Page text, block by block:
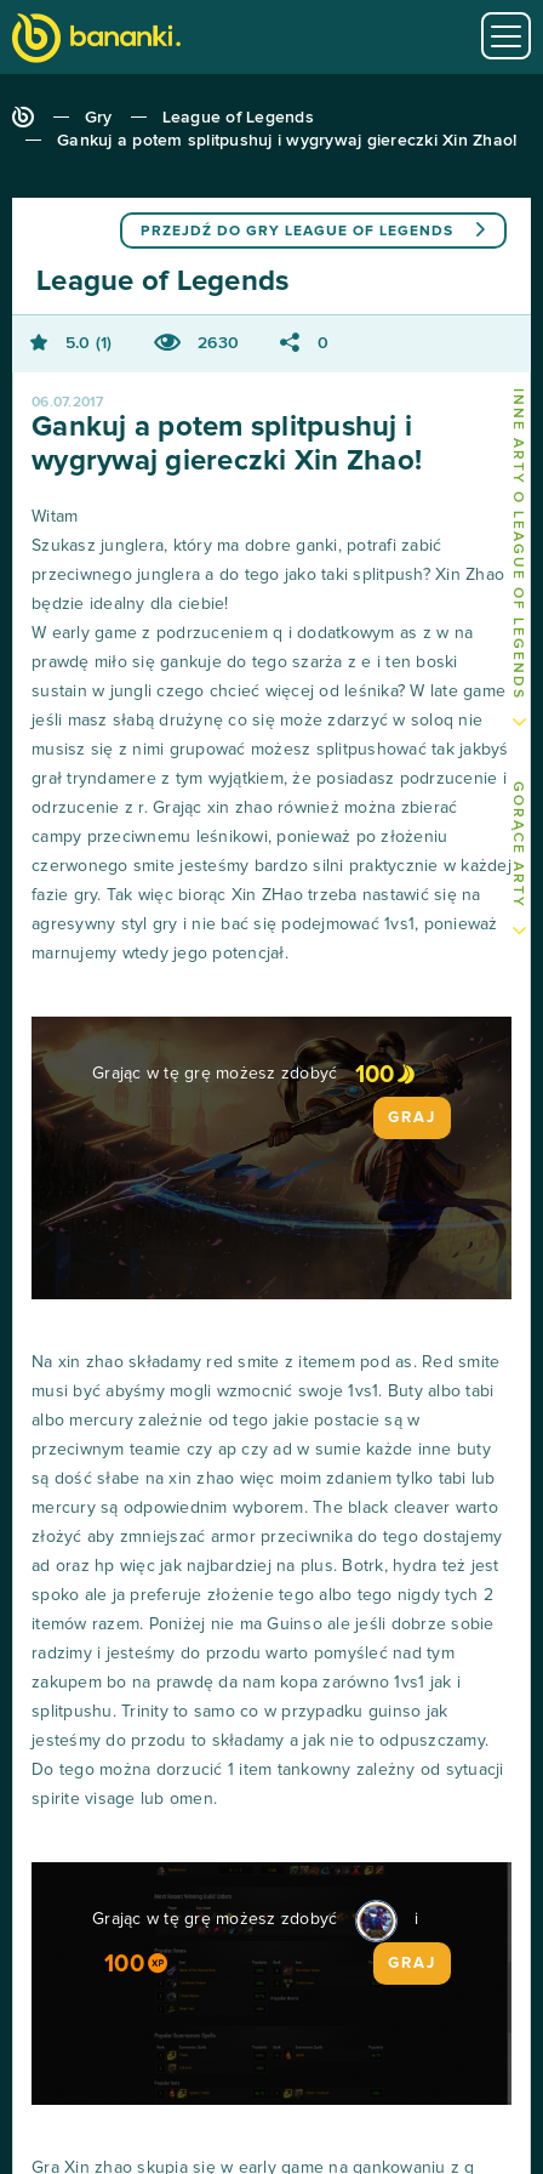
Gry
League of Legends
Gankuj a potem splitpushuj i wygrywaj giereczki Xin Zhao!
INNE ARTY O LEAGUE OF LEGENDS
GORĄCE ARTY
PRZEJDŹ DO GRY LEAGUE OF LEGENDS
League of Legends
5.0 1 2630 0
06.07.2017
Gankuj a potem splitpushuj i
wygrywaj giereczki Xin Zhao!
Witam
Szukasz junglera, który ma dobre ganki, potrafi zabić
przeciwnego junglera a do tego jako taki splitpush? Xin Zhao
będzie idealny dla ciebie!
W early game z podrzuceniem q i dodatkowym as z w na
prawdę miło się gankuje do tego szarża z e i ten boski
sustain w jungli czego chcieć więcej od leśnika? W late game
jeśli masz słabą drużynę co się może zdarzyć w soloq nie
musisz się z nimi grupować możesz splitpushować tak jakbyś
grał tryndamere z tym wyjątkiem, że posiadasz podrzucenie i
odrzucenie z r. Grając xin zhao również można zbierać
campy przeciwnemu leśnikowi, ponieważ po złożeniu
czerwonego smite jesteśmy bardzo silni praktycznie w każdej
fazie gry. Tak więc biorąc Xin ZHao trzeba nastawić się na
agresywny styl gry i nie bać się podejmować 1vs1, ponieważ
marnujemy wtedy jego potencjał.
Grając w tę grę możesz zdobyć 100
GRAJ
Na xin zhao składamy red smite z itemem pod as. Red smite
musi być abyśmy mogli wzmocnić swoje 1vs1. Buty albo tabi
albo mercury zależnie od tego jakie postacie są w
przeciwnym teamie czy ap czy ad w sumie każde inne buty
są dość słabe na xin zhao więc moim zdaniem tylko tabi lub
mercury są odpowiednim wyborem. The black cleaver warto
złożyć aby zmniejszać armor przeciwnika do tego dostajemy
ad oraz hp więc jak najbardziej na plus. Botrk, hydra też jest
spoko ale ja preferuje złożenie tego albo tego nigdy tych 2
itemów razem. Poniżej nie ma Guinso ale jeśli dobrze sobie
radzimy i jesteśmy do przodu warto pomyśleć nad tym
zakupem bo na prawdę da nam kopa zarówno 1vs1 jak i
splitpushu. Trinity to samo co w przypadku guinso jak
jesteśmy do przodu to składamy a jak nie to odpuszczamy.
Do tego można dorzucić 1 item tankowny zależny od sytuacji
spirite visage lub omen.
Grając w tę grę możesz zdobyć i
100 GRAJ
Gra Xin zhao skupia się w early game na gankowaniu z q